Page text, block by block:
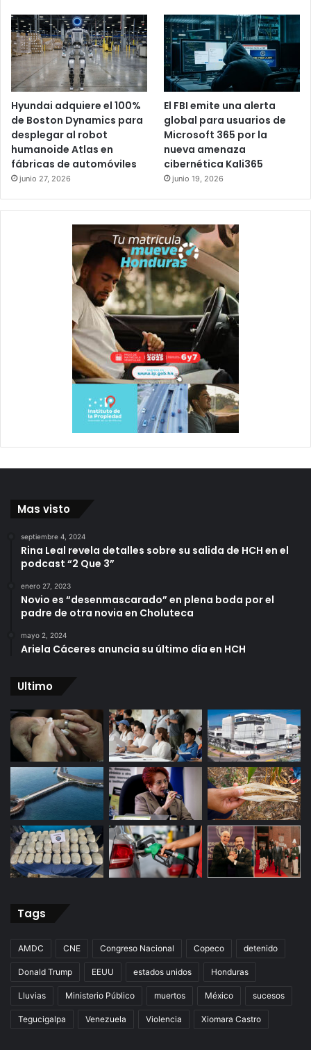
Hyundai adquiere el 100%
de Boston Dynamics para
desplegar al robot
humanoide Atlas en
fábricas de automóviles
junio 27, 2026
El FBI emite una alerta
global para usuarios de
Microsoft 365 por la
nueva amenaza
cibernética Kali365
junio 19, 2026
Mas visto
septiembre 4, 2024
Rina Leal revela detalles sobre su salida de HCH en el
podcast “2 Que 3”
enero 27, 2023
Novio es “desenmascarado” en plena boda por el
padre de otra novia en Choluteca
mayo 2, 2024
Ariela Cáceres anuncia su último día en HCH
Ultimo
Tags
AMDC CNE Congreso Nacional Copeco detenido
Donald Trump EEUU estados unidos Honduras
Lluvias Ministerio Público muertos México sucesos
Tegucigalpa Venezuela Violencia Xiomara Castro